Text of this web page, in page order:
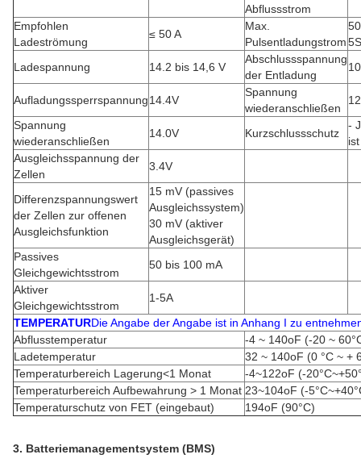
Abflussstrom
Empfohlen
Ladeströmung
≤ 50 A
Max.
Pulsentladungstrom
Ladespannung
14.2 bis 14,6 V
Abschlussspannung
der Entladung
Aufladungssperrspannung14.4V
Spannung
wiederanschließen
Spannung
wiederanschließen
14.0V Kurzschlussschutz
-
Ausgleichsspannung der
Zellen
3.4V
Differenzspannungswert
der Zellen zur offenen
Ausgleichsfunktion
15 mV (passives
Ausgleichssystem)
30 mV (aktiver
Ausgleichsgerät)
Passives
Gleichgewichtsstrom
50 bis 100 mA
Aktiver
Gleichgewichtsstrom
1-5A
TEMPERATURDie Angabe der Angabe ist in Anhang I zu
Abflusstemperatur
-4 ~ 140oF (-20 ~
Ladetemperatur
32 ~ 140oF (0 °C ~ +
Temperaturbereich Lagerung<1 Monat
-4~122oF (-
Temperaturbereich Aufbewahrung > 1 Monat 23~104oF (-
Temperaturschutz von FET (eingebaut)
194oF (90°C)
3. Batteriemanagementsystem (BMS)